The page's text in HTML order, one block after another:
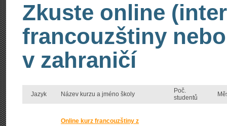
Zkuste online
francouzštiny
v zahraničí
Jazyk Název kurzu a jméno školy
Poč.
studentů
Online kurz francouzštiny z